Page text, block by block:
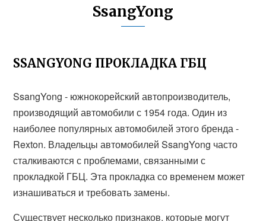
SsangYong
SSANGYONG ПРОКЛАДКА ГБЦ
SsangYong - южнокорейский автопроизводитель,
производящий автомобили с 1954 года. Один из
наиболее популярных автомобилей этого бренда -
Rexton. Владельцы автомобилей SsangYong часто
сталкиваются с проблемами, связанными с
прокладкой ГБЦ. Эта прокладка со временем может
изнашиваться и требовать замены.
Существует несколько признаков, которые могут